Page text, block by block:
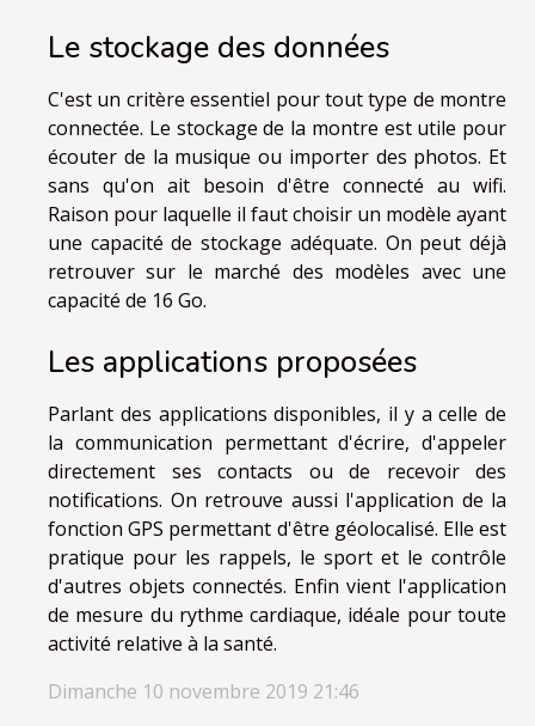
Le stockage des données
C'est un critère essentiel pour tout type de montre
connectée. Le stockage de la montre est utile pour
écouter de la musique ou importer des photos. Et
sans qu'on ait besoin d'être connecté au wifi.
Raison pour laquelle il faut choisir un modèle ayant
une capacité de stockage adéquate. On peut déjà
retrouver sur le marché des modèles avec une
capacité de 16 Go.
Les applications proposées
Parlant des applications disponibles, il y a celle de
la communication permettant d'écrire, d'appeler
directement ses contacts ou de recevoir des
notifications. On retrouve aussi l'application de la
fonction GPS permettant d'être géolocalisé. Elle est
pratique pour les rappels, le sport et le contrôle
d'autres objets connectés. Enfin vient l'application
de mesure du rythme cardiaque, idéale pour toute
activité relative à la santé.
Dimanche 10 novembre 2019 21:46